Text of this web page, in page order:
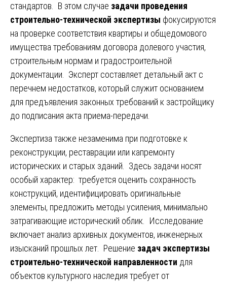
стандартов. В этом случае задачи проведения
строительно-технической экспертизы фокусируются
на проверке соответствия квартиры и общедомового
имущества требованиям договора долевого участия,
строительным нормам и градостроительной
документации. Эксперт составляет детальный акт с
перечнем недостатков, который служит основанием
для предъявления законных требований к застройщику
до подписания акта приема-передачи.
Экспертиза также незаменима при подготовке к
реконструкции, реставрации или капремонту
исторических и старых зданий. Здесь задачи носят
особый характер: требуется оценить сохранность
конструкций, идентифицировать оригинальные
элементы, предложить методы усиления, минимально
затрагивающие исторический облик. Исследование
включает анализ архивных документов, инженерных
изысканий прошлых лет. Решение задач экспертизы
строительно-технической направленности для
объектов культурного наследия требует от